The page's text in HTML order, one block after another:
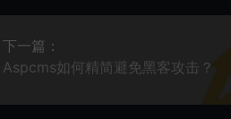
下一篇：
Aspcms如何精简避免黑客攻击？